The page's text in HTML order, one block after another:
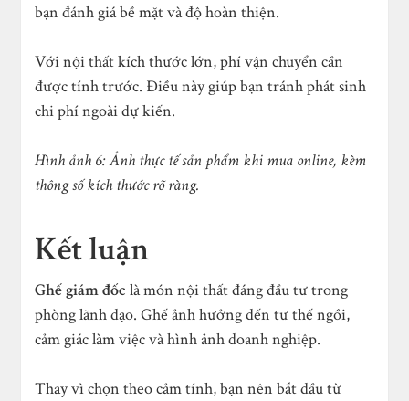
bạn đánh giá bề mặt và độ hoàn thiện.
Với nội thất kích thước lớn, phí vận chuyển cần
được tính trước. Điều này giúp bạn tránh phát sinh
chi phí ngoài dự kiến.
Hình ảnh 6: Ảnh thực tế sản phẩm khi mua online, kèm
thông số kích thước rõ ràng.
Kết luận
Ghế giám đốc là món nội thất đáng đầu tư trong
phòng lãnh đạo. Ghế ảnh hưởng đến tư thế ngồi,
cảm giác làm việc và hình ảnh doanh nghiệp.
Thay vì chọn theo cảm tính, bạn nên bắt đầu từ